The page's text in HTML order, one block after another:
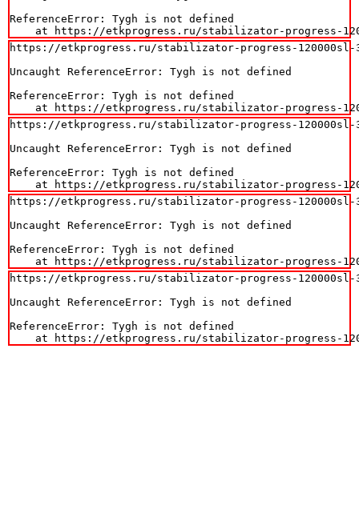
ReferenceError: Tygh is not defined
at https://etkprogress.ru/stabilizator-progress-
https://etkprogress.ru/stabilizator-progress-120000sl-
Uncaught ReferenceError: Tygh is not defined
ReferenceError: Tygh is not defined
at https://etkprogress.ru/stabilizator-progress-
https://etkprogress.ru/stabilizator-progress-120000sl-
Uncaught ReferenceError: Tygh is not defined
ReferenceError: Tygh is not defined
at https://etkprogress.ru/stabilizator-progress-
https://etkprogress.ru/stabilizator-progress-120000sl-
Uncaught ReferenceError: Tygh is not defined
ReferenceError: Tygh is not defined
at https://etkprogress.ru/stabilizator-progress-
https://etkprogress.ru/stabilizator-progress-120000sl-
Uncaught ReferenceError: Tygh is not defined
ReferenceError: Tygh is not defined
at https://etkprogress.ru/stabilizator-progress-